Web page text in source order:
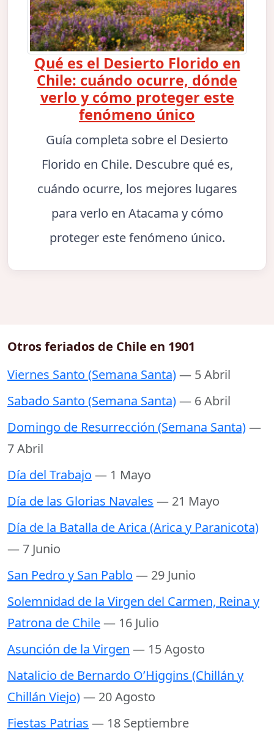
Qué es el Desierto Florido en
Chile: cuándo ocurre, dónde
verlo y cómo proteger este
fenómeno único
Guía completa sobre el Desierto
Florido en Chile. Descubre qué es,
cuándo ocurre, los mejores lugares
para verlo en Atacama y cómo
proteger este fenómeno único.
Otros feriados de Chile en 1901
Viernes Santo (Semana Santa)— 5 Abril
Sabado Santo (Semana Santa)— 6 Abril
Domingo de Resurrección (Semana Santa)—
7 Abril
Día del Trabajo — 1 Mayo
Día de las Glorias Navales — 21 Mayo
Día de la Batalla de Arica (Arica y Paranicota)
— 7 Junio
San Pedro y San Pablo — 29 Junio
Solemnidad de la Virgen del Carmen, Reina y
Patrona de Chile— 16 Julio
Asunción de la Virgen — 15 Agosto
Natalicio de Bernardo O’Higgins (Chillán y
Chillán Viejo)— 20 Agosto
Fiestas Patrias — 18 Septiembre